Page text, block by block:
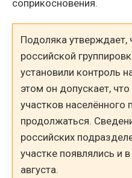
соприкосновения.
Подоляка утверждает,
российской
установили контроль
этом он допускает,
участков
продолжаться.
российских
участке появлялись и
августа.